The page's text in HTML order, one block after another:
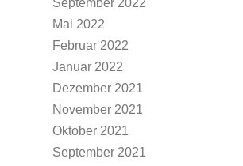
September 2022
Mai 2022
Februar 2022
Januar 2022
Dezember 2021
November 2021
Oktober 2021
September 2021